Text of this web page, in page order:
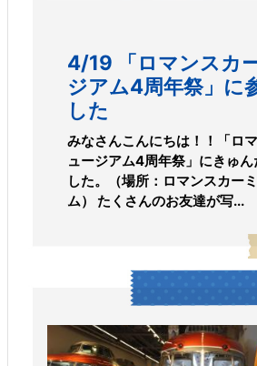
4/19 「ロマンスカ
ジアム4周年祭」に
した
みなさんこんにちは！！「ロ
ュージアム4周年祭」にきゅん
した。（場所：ロマンスカー
ム） たくさんのお友達が写...